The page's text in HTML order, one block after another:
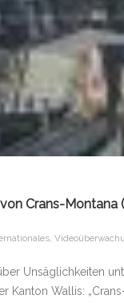
Crans-Montana
,
Unsäglichkeiten
Kanton Wallis: